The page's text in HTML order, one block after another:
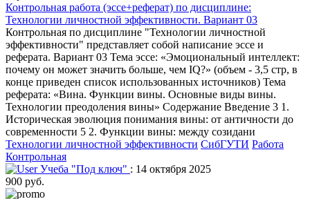
Контрольная работа (эссе+реферат) по дисциплине:
Технологии личностной эффективности. Вариант 03
Контрольная по дисциплине "Технологии личностной
эффективности" представляет собой написание эссе и
реферата. Вариант 03 Тема эссе: «Эмоциональный интеллект:
почему он может значить больше, чем IQ?» (объем - 3,5 стр, в
конце приведен список использованных источников) Тема
реферата: «Вина. Функции вины. Основные виды вины.
Технологии преодоления вины» Содержание Введение 3 1.
Историческая эволюция понимания вины: от античности до
современности 5 2. Функции вины: между созидани
Технологии личностной эффективности СибГУТИ Работа
Контрольная
Учеба "Под ключ" : 14 октября 2025
900 руб.